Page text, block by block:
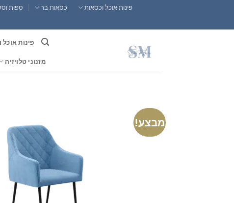
content
פינות אוכל וכסאות כסאות בר ספות
פינות אוכל
מזנוני טלויזיה
מבצע!